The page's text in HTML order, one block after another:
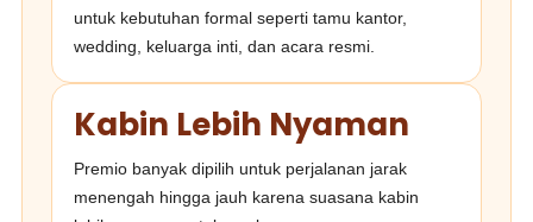
untuk kebutuhan formal seperti tamu kantor,
wedding, keluarga inti, dan acara resmi.
Kabin Lebih Nyaman
Premio banyak dipilih untuk perjalanan jarak
menengah hingga jauh karena suasana kabin